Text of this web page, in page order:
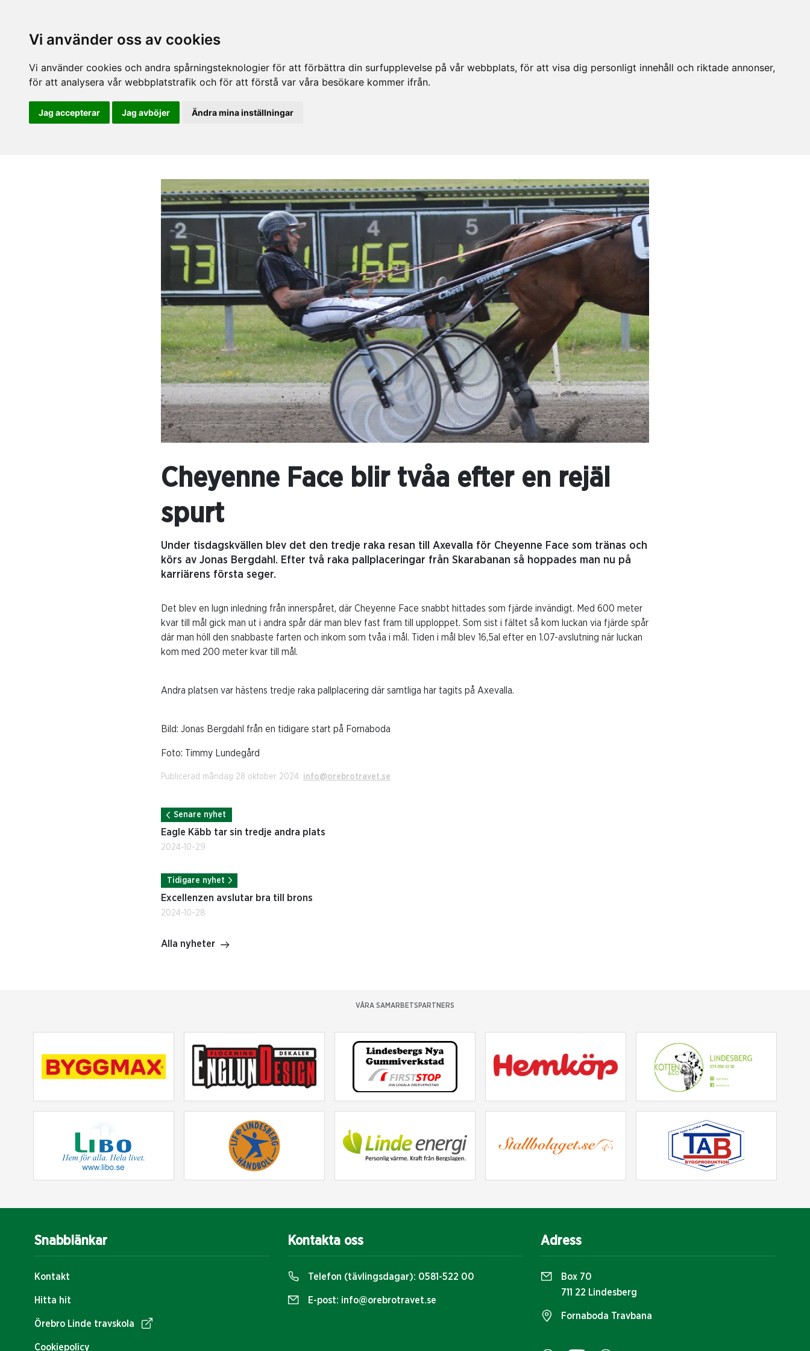
Vi använder oss av cookies
Vi använder cookies och andra spårningsteknologier för att förbättra din surfupplevelse på vår webbplats, för att visa dig personligt innehåll och riktade annonser,
för att analysera vår webbplatstrafik och för att förstå var våra besökare kommer ifrån.
Jag accepterar Jag avböjer Ändra mina inställningar
Cheyenne Face blir tvåa efter en rejäl
spurt
Under tisdagskvällen blev det den tredje raka resan till Axevalla för Cheyenne Face som tränas och
körs av Jonas Bergdahl. Efter två raka pallplaceringar från Skarabanan så hoppades man nu på
karriärens första seger.
Det blev en lugn inledning från innerspåret, där Cheyenne Face snabbt hittades som fjärde invändigt. Med 600 meter
kvar till mål gick man ut i andra spår där man blev fast fram till upploppet. Som sist i fältet så kom luckan via fjärde spår
där man höll den snabbaste farten och inkom som tvåa i mål. Tiden i mål blev 16,5al efter en 1.07-avslutning när luckan
kom med 200 meter kvar till mål.
Andra platsen var hästens tredje raka pallplacering där samtliga har tagits på Axevalla.
Bild: Jonas Bergdahl från en tidigare start på Fornaboda
Foto: Timmy Lundegård
Publicerad måndag 28 oktober 2024. info@orebrotravet.se
Senare nyhet
Eagle Käbb tar sin tredje andra plats
2024-10-29
Tidigare nyhet
Excellenzen avslutar bra till brons
2024-10-28
Alla nyheter
VÅRA SAMARBETSPARTNERS
Snabblänkar
Kontakt
Hitta hit
Örebro Linde travskola
Cookiepolicy
Kontakta oss
Telefon (tävlingsdagar): 0581-522 00
E-post: info@orebrotravet.se
Adress
Box 70
711 22 Lindesberg
Fornaboda Travbana